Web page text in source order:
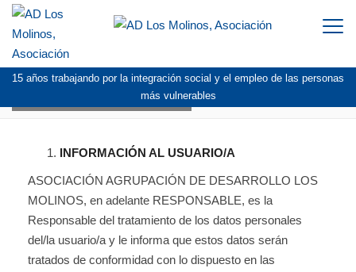
15 años trabajando por la integración social y el empleo de las personas
más vulnerables
POLÍTICA DE PRIVACIDAD
INFORMACIÓN AL USUARIO/A
ASOCIACIÓN AGRUPACIÓN DE DESARROLLO LOS
MOLINOS, en adelante RESPONSABLE, es la
Responsable del tratamiento de los datos personales
del/la usuario/a y le informa que estos datos serán
tratados de conformidad con lo dispuesto en las